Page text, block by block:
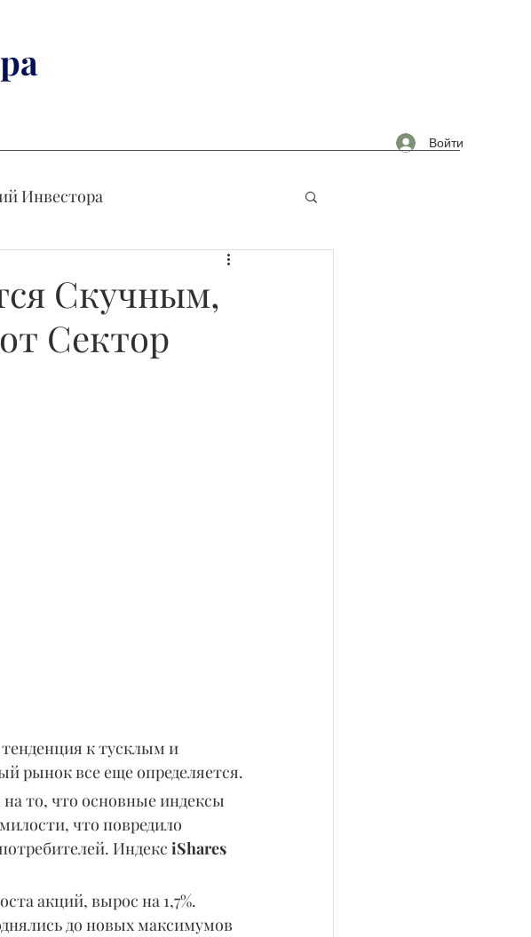
Войти
Инвестора
Промышленность
Скучным,
Сектор
к тусклым и
рынок все еще определяется.
то, что основные индексы
что повредило
Индекс iShares
акций, вырос на 1,7%.
до новых максимумов